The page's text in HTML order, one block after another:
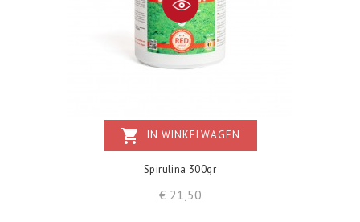
shopping_cart IN WINKELWAGEN
Spirulina 300gr
€ 21,50Prijs